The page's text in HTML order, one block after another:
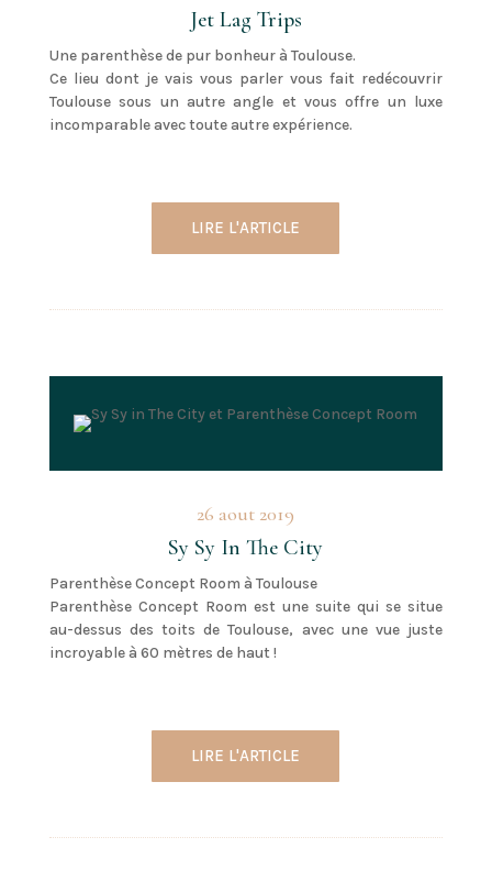
Jet Lag Trips
Une parenthèse de pur bonheur à Toulouse.
Ce lieu dont je vais vous parler vous fait redécouvrir
Toulouse sous un autre angle et vous offre un luxe
incomparable avec toute autre expérience.
LIRE L'ARTICLE
26 aout 2019
Sy Sy In The City
Parenthèse Concept Room à Toulouse
Parenthèse Concept Room est une suite qui se situe
au-dessus des toits de Toulouse, avec une vue juste
incroyable à 60 mètres de haut !
LIRE L'ARTICLE